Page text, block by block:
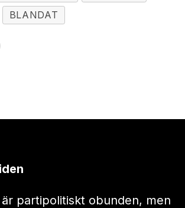
BLANDAT
partipolitiskt obunden, men